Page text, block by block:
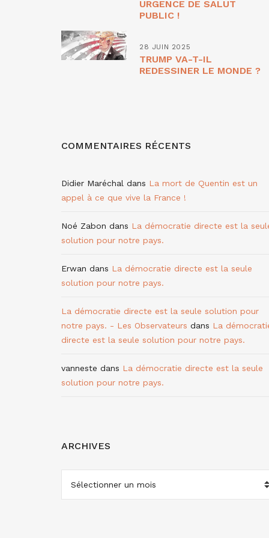
URGENCE DE SALUT
PUBLIC !
28 JUIN 2025
TRUMP VA-T-IL
REDESSINER LE MONDE ?
COMMENTAIRES RÉCENTS
Didier Maréchal dans La mort de Quentin est un
appel à ce que vive la France !
Noé Zabon dans La démocratie directe est la
solution pour notre pays.
Erwan dans La démocratie directe est la seule
solution pour notre pays.
La démocratie directe est la seule solution pour
notre pays. - Les Observateurs dans La
directe est la seule solution pour notre pays.
vanneste dans La démocratie directe est la seule
solution pour notre pays.
ARCHIVES
ARCHIVES